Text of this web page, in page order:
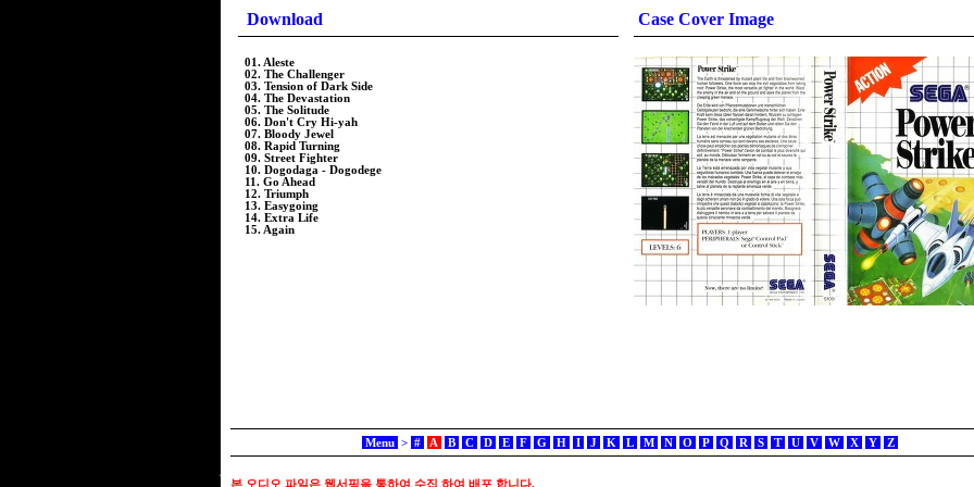
Download
01. Aleste
02. The Challenger
03. Tension of Dark Side
04. The Devastation
05. The Solitude
06. Don't Cry Hi-yah
07. Bloody Jewel
08. Rapid Turning
09. Street Fighter
10. Dogodaga - Dogodege
11. Go Ahead
12. Triumph
13. Easygoing
14. Extra Life
15. Again
Case Cover Image
Menu > # A B C D E F G H I J K L M N O P Q R S T U V W X Y Z
본 오디오 파일은 웹서핑을 통하여 수집 하여 배포 합니다.